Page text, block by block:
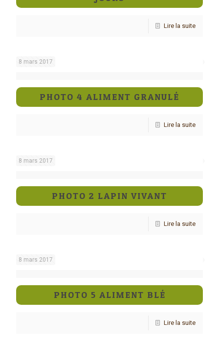
Lire la suite
8 mars 2017
PHOTO 4 ALIMENT GRANULÉ
Lire la suite
8 mars 2017
PHOTO 2 LAPIN VIVANT
Lire la suite
8 mars 2017
PHOTO 5 ALIMENT BLÉ
Lire la suite